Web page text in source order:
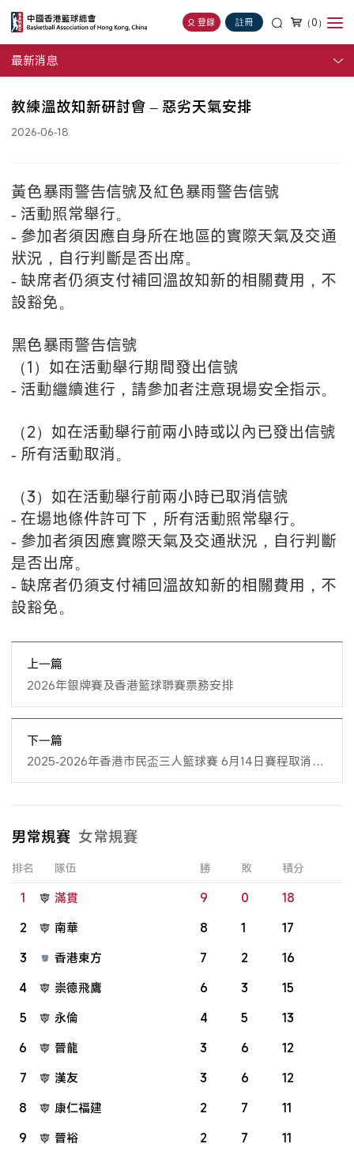
登錄 註冊 （0）
最新消息
教練溫故知新研討會 – 惡劣天氣安排
2026-06-18
黃色暴雨警告信號及紅色暴雨警告信號
- 活動照常舉行。
- 參加者須因應自身所在地區的實際天氣及交通
狀況，自行判斷是否出席。
- 缺席者仍須支付補回溫故知新的相關費用，不
設豁免。
黑色暴雨警告信號
（1）如在活動舉行期間發出信號
- 活動繼續進行，請參加者注意現場安全指示。
（2）如在活動舉行前兩小時或以內已發出信號
- 所有活動取消。
（3）如在活動舉行前兩小時已取消信號
- 在場地條件許可下，所有活動照常舉行。
- 參加者須因應實際天氣及交通狀況，自行判斷
是否出席。
- 缺席者仍須支付補回溫故知新的相關費用，不
設豁免。
上一篇
2026年銀牌賽及香港籃球聯賽票務安排
下一篇
2025-2026年香港市民盃三人籃球賽 6月14日賽程取消通
知
男常規賽 女常規賽
排名 隊伍 勝 敗 積分
1 滿貫 9 0
18
2
南華 8 1
17
3
香港東方 7 2
16
4
崇德飛鷹 6 3
15
5
永倫 4 5
13
6
晉龍 3 6
12
7
漢友 3 6
12
8
康仁福建 2 7
11
9
晉裕 2 7
11